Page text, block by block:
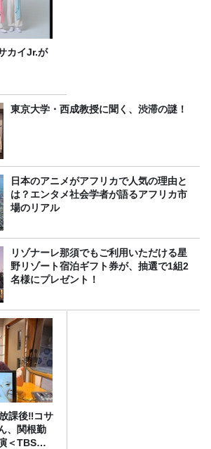
カイJr.が
東京大学・西成教授に聞く、渋滞の謎！
日本のアニメがアフリカで人気の理由と
は？エンタメ社会学者が語るアフリカ市
場のリアル
リゾナーレ那須でもご利用いただける星
野リゾート宿泊ギフト券が、抽選で1組2
名様にプレゼント！
課後‼コサ
、関根勤
＜TBSラ